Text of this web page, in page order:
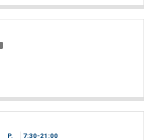
P. 7 30-21 00